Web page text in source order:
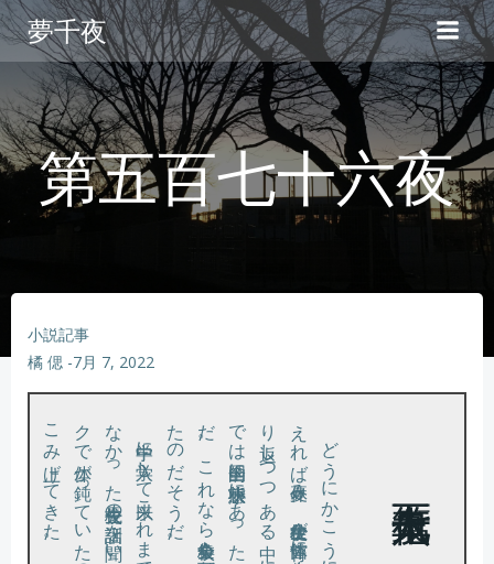
コ
ン
テ
ン
ツ
へ
ス
キ
夢千夜
第五百七十六夜
小説記事
橘 偲 -7月 7, 2022
。
。